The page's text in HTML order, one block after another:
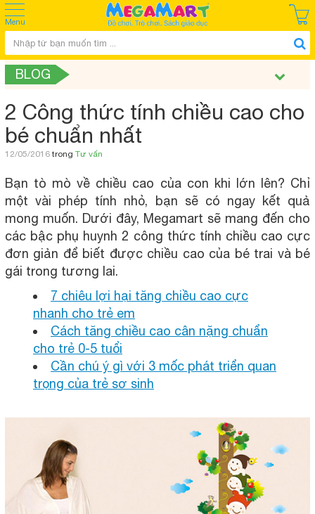
Menu
BLOG
2 Công thức tính chiều cao cho
bé chuẩn nhất
12/05/2016trong Tư vấn
Bạn tò mò về chiều cao của con khi lớn lên? Chỉ
một vài phép tính nhỏ, bạn sẽ có ngay kết quả
mong muốn. Dưới đây, Megamart sẽ mang đến cho
các bậc phụ huynh 2 công thức tính chiều cao cực
đơn giản để biết được chiều cao của bé trai và bé
gái trong tương lai.
7 chiêu lợi hại tăng chiều cao cực
nhanh cho trẻ em
Cách tăng chiều cao cân nặng chuẩn
cho trẻ 0-5 tuổi
Cần chú ý gì với 3 mốc phát triển quan
trọng của trẻ sơ sinh